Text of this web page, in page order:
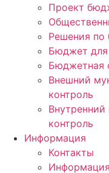
Проект
Решения
Бюджет для
Бюджетная
Внешний
контроль
контроль
Информация
Контакты